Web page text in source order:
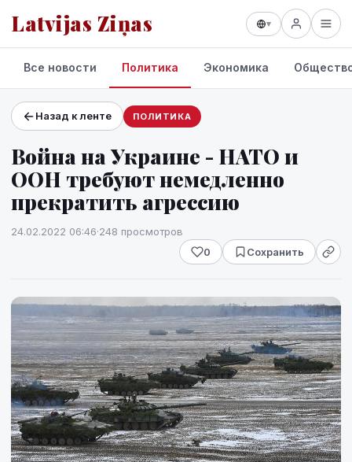
Latvijas Ziņas ▾
Проекты и сервисы
Прогноз погоды
Все новости Политика Экономика
Назад к ленте ПОЛИТИКА
Война на Украине - НАТО и
ООН требуют немедленно
прекратить агрессию
24.02.2022 06:46·248 просмотров
0
Сохранить